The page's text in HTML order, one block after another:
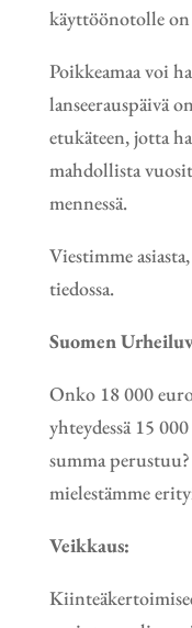
käyttöönotolle
Poikkeamaa voi
lanseerauspäivä
etukäteen, jotta
mahdollista
mennessä.
Viestimme
tiedossa.
Suomen
Onko 18 000
yhteydessä 15
summa
mielestämme
Veikkaus: